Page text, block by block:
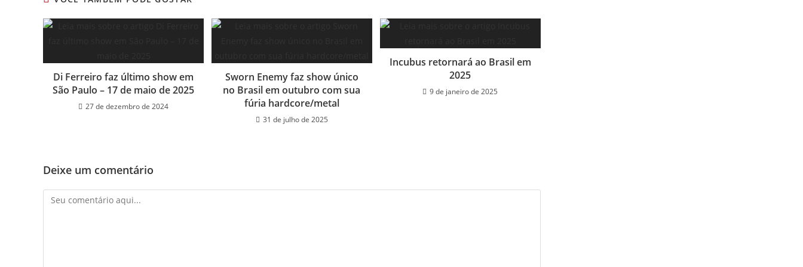
Di Ferreiro faz último show em
São Paulo – 17 de maio de 2025
27 de dezembro de 2024
Sworn Enemy faz show único
no Brasil em outubro com sua
fúria hardcore/metal
31 de julho de 2025
Incubus retornará ao Brasil em
2025
9 de janeiro de 2025
Deixe um comentário
Comentário